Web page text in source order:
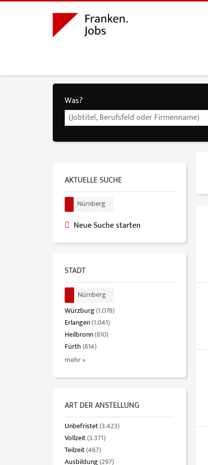
Was?
AKTUELLE SUCHE
Nürnberg
Neue Suche starten
STADT
Nürnberg
Würzburg(1.078)
Erlangen(1.041)
Heilbronn(810)
Fürth(614)
mehr »
ART DER ANSTELLUNG
Unbefristet(3.423)
Vollzeit(3.371)
Teilzeit(467)
Ausbildung(297)